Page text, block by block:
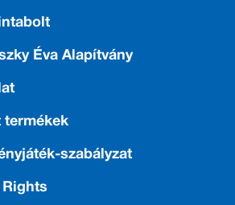
Éva Alapítvány
termékek
szabályzat
Rights